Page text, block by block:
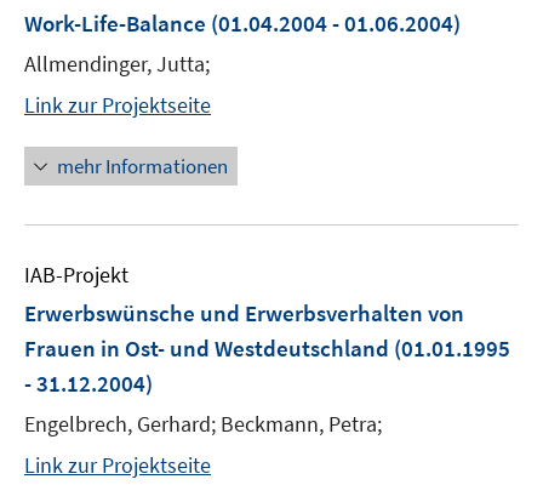
Work-Life-Balance (01.04.2004 - 01.06.2004)
Allmendinger, Jutta;
Link zur Projektseite
mehr Informationen
IAB-Projekt
Erwerbswünsche und Erwerbsverhalten von
Frauen in Ost- und Westdeutschland (01.01.1995
- 31.12.2004)
Engelbrech, Gerhard; Beckmann, Petra;
Link zur Projektseite